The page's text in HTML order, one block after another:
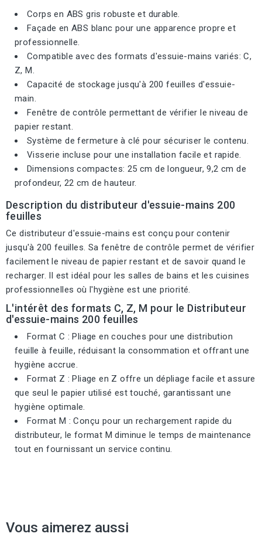
Corps en ABS gris robuste et durable.
Façade en ABS blanc pour une apparence propre et
professionnelle.
Compatible avec des formats d'essuie-mains variés: C,
Z, M.
Capacité de stockage jusqu'à 200 feuilles d'essuie-
main.
Fenêtre de contrôle permettant de vérifier le niveau de
papier restant.
Système de fermeture à clé pour sécuriser le contenu.
Visserie incluse pour une installation facile et rapide.
Dimensions compactes: 25 cm de longueur, 9,2 cm de
profondeur, 22 cm de hauteur.
Description du distributeur d'essuie-mains 200
feuilles
Ce distributeur d'essuie-mains est conçu pour contenir
jusqu'à 200 feuilles. Sa fenêtre de contrôle permet de vérifier
facilement le niveau de papier restant et de savoir quand le
recharger. Il est idéal pour les salles de bains et les cuisines
professionnelles où l'hygiène est une priorité.
L'intérêt des formats C, Z, M pour le Distributeur
d'essuie-mains 200 feuilles
Format C : Pliage en couches pour une distribution
feuille à feuille, réduisant la consommation et offrant une
hygiène accrue.
Format Z : Pliage en Z offre un dépliage facile et assure
que seul le papier utilisé est touché, garantissant une
hygiène optimale.
Format M : Conçu pour un rechargement rapide du
distributeur, le format M diminue le temps de maintenance
tout en fournissant un service continu.
Vous aimerez aussi